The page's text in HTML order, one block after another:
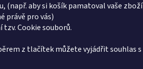
(např. aby si košík pamatoval vaše zboží
právě pro vás)
Cookie souborů.
z tlačítek můžete vyjádřit souhlas s